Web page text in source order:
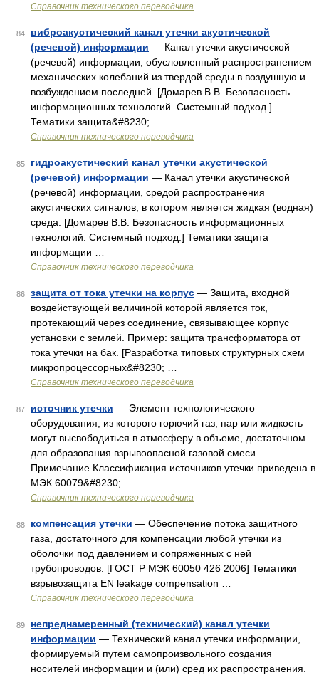
Справочник технического переводчика
84
виброакустический канал утечки акустической
(речевой) информации — Канал утечки акустической
(речевой) информации, обусловленный распространением
механических колебаний из твердой среды в воздушную и
возбуждением последней. [Домарев В.В. Безопасность
информационных технологий. Системный подход.]
Тематики защита&#8230; …
Справочник технического переводчика
85
гидроакустический канал утечки акустической
(речевой) информации — Канал утечки акустической
(речевой) информации, средой распространения
акустических сигналов, в котором является жидкая (водная)
среда. [Домарев В.В. Безопасность информационных
технологий. Системный подход.] Тематики защита
информации …
Справочник технического переводчика
86 защита от тока утечки на корпус — Защита, входной
воздействующей величиной которой является ток,
протекающий через соединение, связывающее корпус
установки с землей. Пример: защита трансформатора от
тока утечки на бак. [Разработка типовых структурных схем
микропроцессорных&#8230; …
Справочник технического переводчика
87 источник утечки — Элемент технологического
оборудования, из которого горючий газ, пар или жидкость
могут высвободиться в атмосферу в объеме, достаточном
для образования взрывоопасной газовой смеси.
Примечание Классификация источников утечки приведена в
МЭК 60079&#8230; …
Справочник технического переводчика
88 компенсация утечки — Обеспечение потока защитного
газа, достаточного для компенсации любой утечки из
оболочки под давлением и сопряженных с ней
трубопроводов. [ГОСТ Р МЭК 60050 426 2006] Тематики
взрывозащита EN leakage compensation …
Справочник технического переводчика
89
непреднамеренный (технический) канал утечки
информации — Технический канал утечки информации,
формируемый путем самопроизвольного создания
носителей информации и (или) сред их распространения.